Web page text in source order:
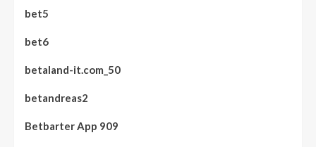
bet5
bet6
betaland-it.com_50
betandreas2
Betbarter App 909